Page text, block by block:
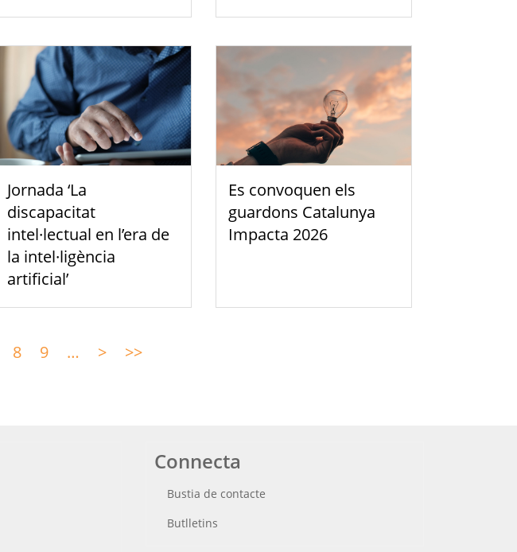
Jornada ‘La
discapacitat
intel·lectual en l’era de
la intel·ligència
artificial’
Es convoquen els
guardons Catalunya
Impacta 2026
8 9 … >Pàgina
>>Última
Connecta
Bustia de contacte
Butlletins